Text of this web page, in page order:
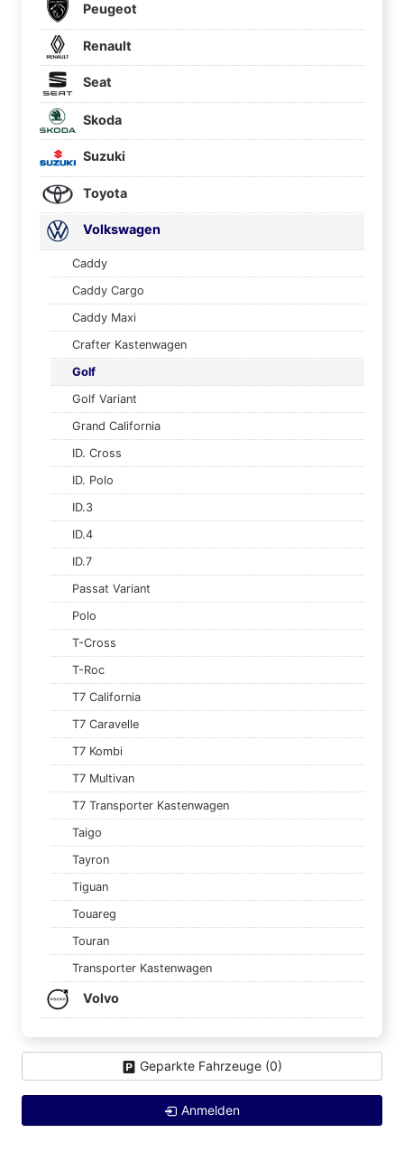
Peugeot
Renault
Seat
Skoda
Suzuki
Toyota
Volkswagen
Caddy
Caddy Cargo
Caddy Maxi
Crafter Kastenwagen
Golf
Golf Variant
Grand California
ID. Cross
ID. Polo
ID.3
ID.4
ID.7
Passat Variant
Polo
T-Cross
T-Roc
T7 California
T7 Caravelle
T7 Kombi
T7 Multivan
T7 Transporter Kastenwagen
Taigo
Tayron
Tiguan
Touareg
Touran
Transporter Kastenwagen
Volvo
Geparkte Fahrzeuge (0)
Anmelden